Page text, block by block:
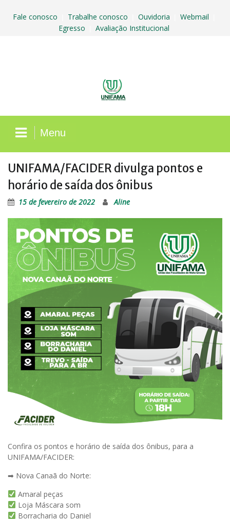
Fale conosco Trabalhe conosco Ouvidoria Webmail
Egresso Avaliação Institucional
Menu
UNIFAMA/FACIDER divulga pontos e
horário de saída dos ônibus
15 de fevereiro de 2022 Aline
Confira os pontos e horário de saída dos ônibus, para a
UNIFAMA/FACIDER:
➡ Nova Canaã do Norte:
Amaral peças
Loja Máscara som
Borracharia do Daniel